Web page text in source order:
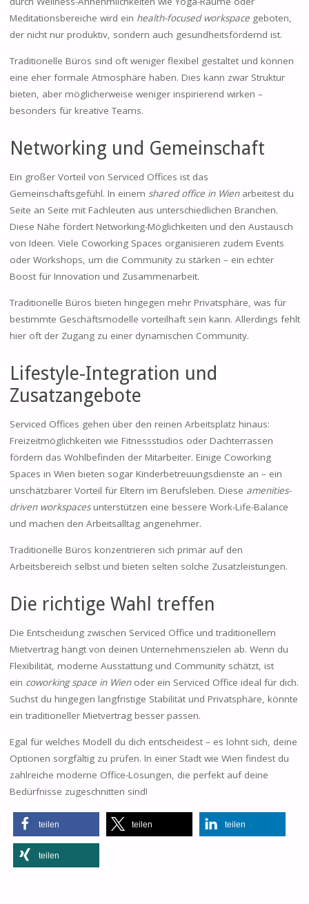
Meditationsbereiche wird ein health-focused workspacegeboten,
der nicht nur produktiv, sondern auch gesundheitsfördernd ist.
Traditionelle Büros sind oft weniger flexibel gestaltet und können
eine eher formale Atmosphäre haben. Dies kann zwar Struktur
bieten, aber möglicherweise weniger inspirierend wirken –
besonders für kreative Teams.
Networking und Gemeinschaft
Ein großer Vorteil von Serviced Offices ist das
Gemeinschaftsgefühl. In einem shared office in Wienarbeitest du
Seite an Seite mit Fachleuten aus unterschiedlichen Branchen.
Diese Nähe fördert Networking-Möglichkeiten und den Austausch
von Ideen. Viele Coworking Spaces organisieren zudem Events
oder Workshops, um die Community zu stärken – ein echter
Boost für Innovation und Zusammenarbeit.
Traditionelle Büros bieten hingegen mehr Privatsphäre, was für
bestimmte Geschäftsmodelle vorteilhaft sein kann. Allerdings fehlt
hier oft der Zugang zu einer dynamischen Community.
Lifestyle-Integration und
Zusatzangebote
Serviced Offices gehen über den reinen Arbeitsplatz hinaus:
Freizeitmöglichkeiten wie Fitnessstudios oder Dachterrassen
fördern das Wohlbefinden der Mitarbeiter. Einige Coworking
Spaces in Wien bieten sogar Kinderbetreuungsdienste an – ein
unschätzbarer Vorteil für Eltern im Berufsleben. Diese amenities-
driven workspacesunterstützen eine bessere Work-Life-Balance
und machen den Arbeitsalltag angenehmer.
Traditionelle Büros konzentrieren sich primär auf den
Arbeitsbereich selbst und bieten selten solche Zusatzleistungen.
Die richtige Wahl treffen
Die Entscheidung zwischen Serviced Office und traditionellem
Mietvertrag hängt von deinen Unternehmenszielen ab. Wenn du
Flexibilität, moderne Ausstattung und Community schätzt, ist
ein coworking space in Wienoder ein Serviced Office ideal für dich.
Suchst du hingegen langfristige Stabilität und Privatsphäre, könnte
ein traditioneller Mietvertrag besser passen.
Egal für welches Modell du dich entscheidest – es lohnt sich, deine
Optionen sorgfältig zu prüfen. In einer Stadt wie Wien findest du
zahlreiche moderne Office-Lösungen, die perfekt auf deine
Bedürfnisse zugeschnitten sind!
teilen teilen teilen
teilen